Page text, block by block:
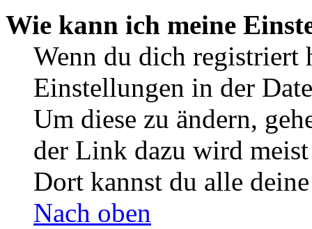
Wie kann ich meine
Wenn du dich registriert
Einstellungen in der
Um diese zu ändern,
der Link dazu wird
Dort kannst du alle
Nach oben